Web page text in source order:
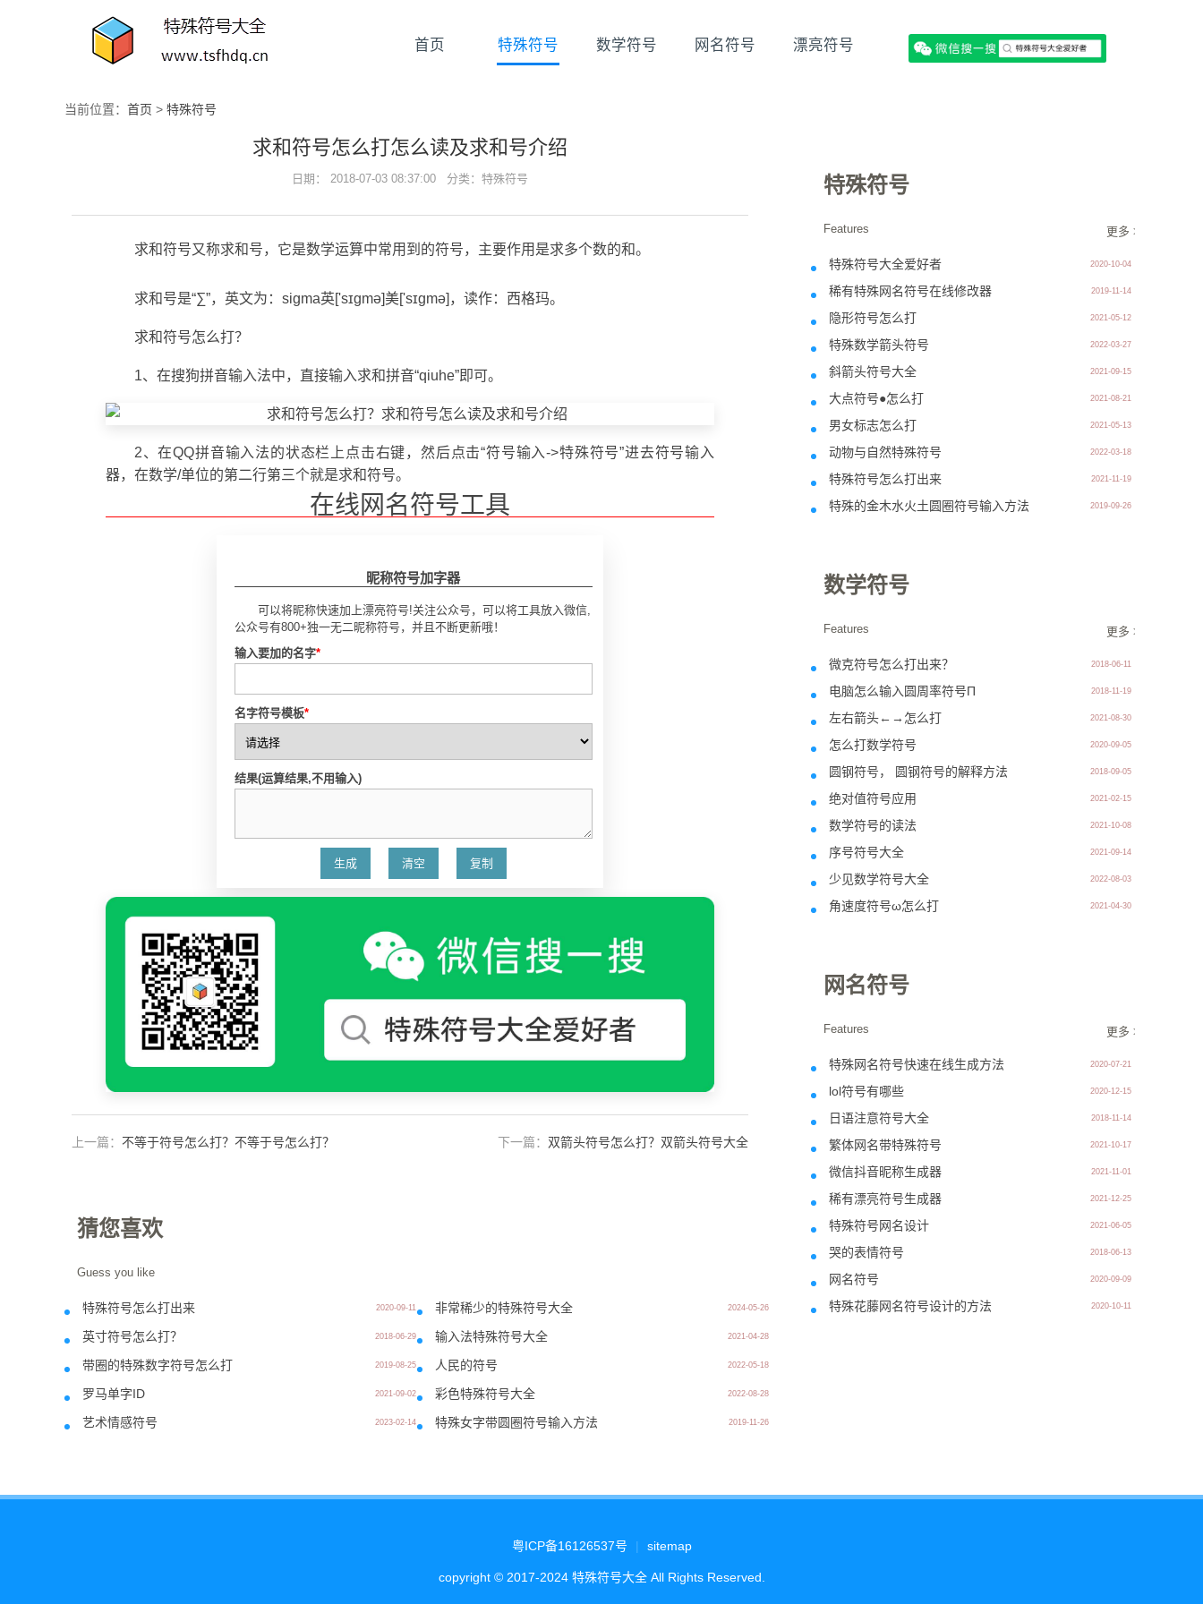
首页 特殊符号 数学符号 网名符号 漂亮符号
当前位置： 首页 > 特殊符号
求和符号怎么打怎么读及求和号介绍
日期： 2018-07-03 08:37:00 分类： 特殊符号
求和符号又称求和号，它是数学运算中常用到的符号，主要作用是求多个数的和。
求和号是“∑”，英文为：sigma英['sɪɡmə]美['sɪɡmə]，读作：西格玛。
求和符号怎么打？
1、在搜狗拼音输入法中，直接输入求和拼音“qiuhe”即可。
2、在QQ拼音输入法的状态栏上点击右键，然后点击“符号输入->特殊符号”进去符号输入
器，在数学/单位的第二行第三个就是求和符号。
在线网名符号工具
昵称符号加字器
可以将昵称快速加上漂亮符号!关注公众号，可以将工具放入微信,
公众号有800+独一无二昵称符号，并且不断更新哦！
输入要加的名字*
名字符号模板*
结果(运算结果,不用输入)
上一篇： 不等于符号怎么打？不等于号怎么打？ 下一篇： 双箭头符号怎么打？双箭头符号大全
猜您喜欢
Guess you like
特殊符号怎么打出来 2020-09-11 非常稀少的特殊符号大全 2024-05-26
英寸符号怎么打？ 2018-06-29 输入法特殊符号大全 2021-04-28
带圈的特殊数字符号怎么打 2019-08-25 人民的符号 2022-05-18
罗马单字ID 2021-09-02 彩色特殊符号大全 2022-08-28
艺术情感符号 2023-02-14 特殊女字带圆圈符号输入方法 2019-11-26
特殊符号
Features 更多 >>
特殊符号大全爱好者 2020-10-04
稀有特殊网名符号在线修改器 2019-11-14
隐形符号怎么打 2021-05-12
特殊数学箭头符号 2022-03-27
斜箭头符号大全 2021-09-15
大点符号●怎么打 2021-08-21
男女标志怎么打 2021-05-13
动物与自然特殊符号 2022-03-18
特殊符号怎么打出来 2021-11-19
特殊的金木水火土圆圈符号输入方法 2019-09-26
数学符号
Features 更多 >>
微克符号怎么打出来？ 2018-06-11
电脑怎么输入圆周率符号Π 2018-11-19
左右箭头←→怎么打 2021-08-30
怎么打数学符号 2020-09-05
圆钢符号， 圆钢符号的解释方法 2018-09-05
绝对值符号应用 2021-02-15
数学符号的读法 2021-10-08
序号符号大全 2021-09-14
少见数学符号大全 2022-08-03
角速度符号ω怎么打 2021-04-30
网名符号
Features 更多 >>
特殊网名符号快速在线生成方法 2020-07-21
lol符号有哪些 2020-12-15
日语注意符号大全 2018-11-14
繁体网名带特殊符号 2021-10-17
微信抖音昵称生成器 2021-11-01
稀有漂亮符号生成器 2021-12-25
特殊符号网名设计 2021-06-05
哭的表情符号 2018-06-13
网名符号 2020-09-09
特殊花藤网名符号设计的方法 2020-10-11
粤ICP备16126537号 | sitemap
copyright © 2017-2024 特殊符号大全 All Rights Reserved.